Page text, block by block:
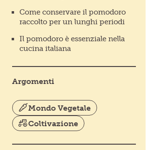
Come conservare il pomodoro
raccolto per un lunghi periodi
Il pomodoro è essenziale nella
cucina italiana
Argomenti
Mondo Vegetale
Coltivazione